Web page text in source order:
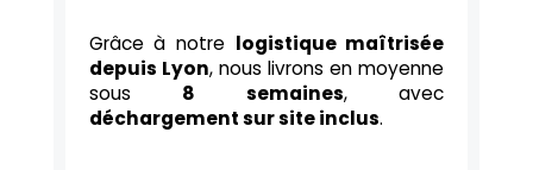
Grâce à notre logistique maîtrisée
depuis Lyon, nous livrons en moyenne
sous 8 semaines, avec
déchargement sur site inclus.